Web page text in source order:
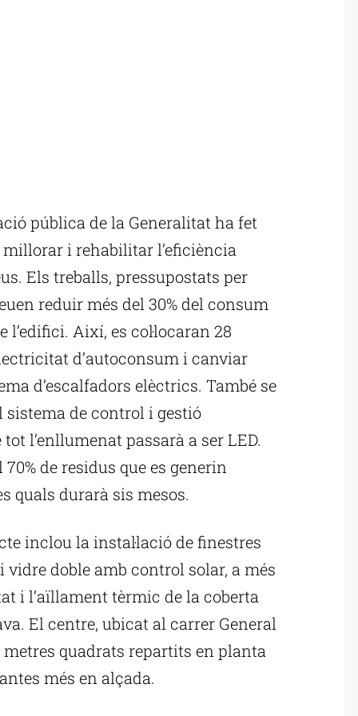
pública de la Generalitat ha fet
i rehabilitar l’eficiència
Els treballs, pressupostats per
reduir més del 30% del consum
Així, es col·locaran 28
d’autoconsum i canviar
d’escalfadors elèctrics. També se
de control i gestió
l’enllumenat passarà a ser LED.
de residus que es generin
quals durarà sis mesos.
inclou la instal·lació de finestres
doble amb control solar, a més
i l’aïllament tèrmic de la coberta
El centre, ubicat al carrer General
metres quadrats repartits en planta
més en alçada.